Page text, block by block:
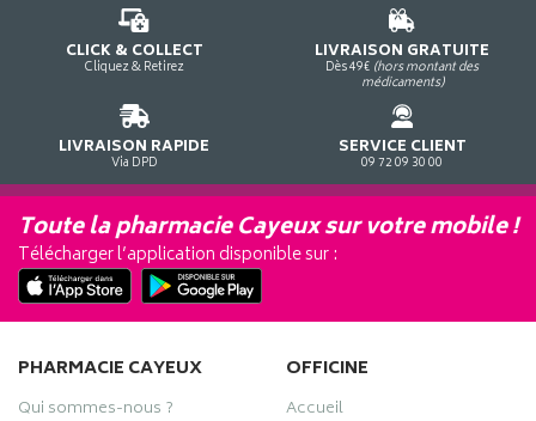
CLICK & COLLECT
Cliquez & Retirez
LIVRAISON GRATUITE
Dès 49€ (hors montant des
médicaments)
LIVRAISON RAPIDE
Via DPD
SERVICE CLIENT
09 72 09 30 00
Toute la pharmacie Cayeux sur votre mobile !
Télécharger l’application disponible sur :
PHARMACIE CAYEUX
Qui sommes-nous ?
OFFICINE
Accueil